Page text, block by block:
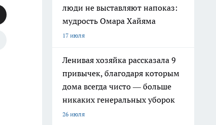
люди не выставляют напоказ:
мудрость Омара Хайяма
17 июля
Ленивая хозяйка рассказала 9
привычек, благодаря которым
дома всегда чисто — больше
никаких генеральных уборок
26 июля